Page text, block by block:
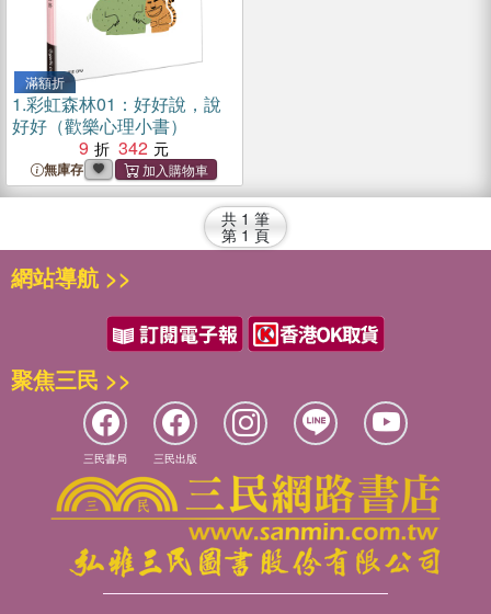
滿額折
1.彩虹森林01：好好說，說
好好（歡樂心理小書）
9
342
無庫存
共 1 筆
第 1 頁
網站導航 >>
聚焦三民 >>
三民書局 三民出版